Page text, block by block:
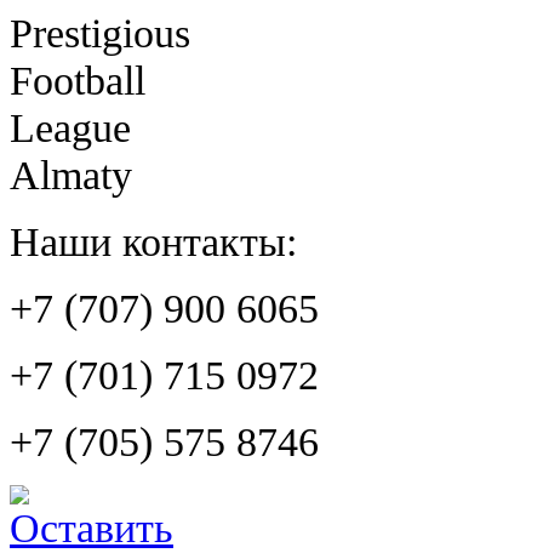
Prestigious
Football
League
Almaty
Наши контакты:
+7 (707) 900 6065
+7 (701) 715 0972
+7 (705) 575 8746